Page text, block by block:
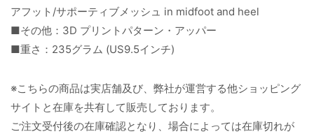
アフット/サポーティブメッシュ in midfoot and heel
■その他：3D プリントパターン・アッパー
■重さ：235グラム (US9.5インチ)
※こちらの商品は実店舗及び、弊社が運営する他ショッピング
サイトと在庫を共有して販売しております。
ご注文受付後の在庫確認となり、場合によっては在庫切れが